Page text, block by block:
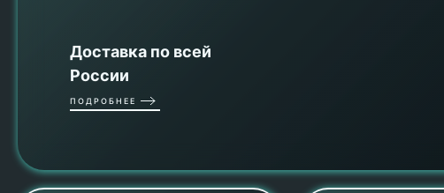
Доставка по всей
России
ПОДРОБНЕЕ